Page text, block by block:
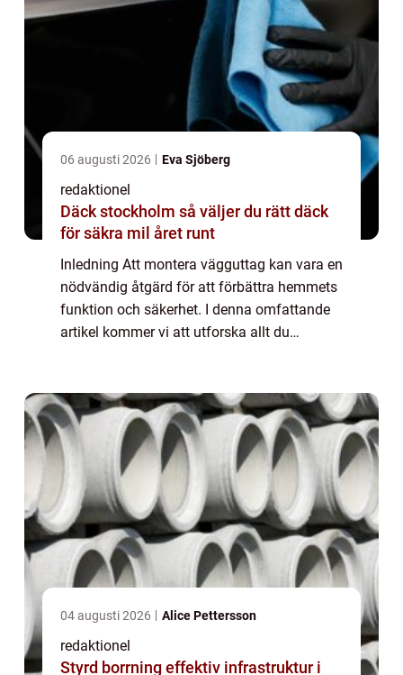
06 augusti 2026 Eva Sjöberg
redaktionel
Däck stockholm så väljer du rätt däck
för säkra mil året runt
Inledning Att montera vägguttag kan vara en
nödvändig åtgärd för att förbättra hemmets
funktion och säkerhet. I denna omfattande
artikel kommer vi att utforska allt du
04 augusti 2026 Alice Pettersson
redaktionel
Styrd borrning effektiv infrastruktur i